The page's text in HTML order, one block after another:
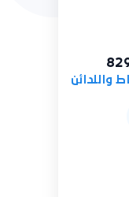
واللدائن